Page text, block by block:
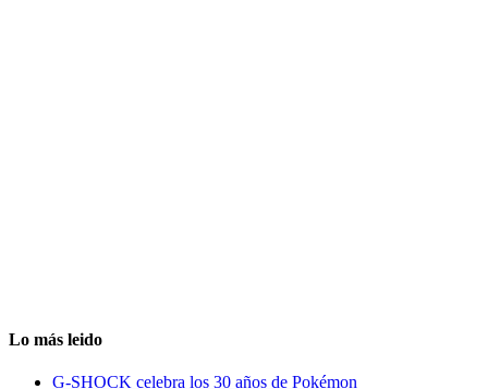
Lo más leido
G-SHOCK celebra los 30 años de Pokémon